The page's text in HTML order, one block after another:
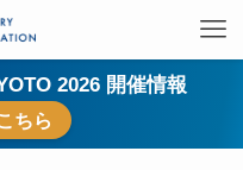
2026 開催情報
ちら